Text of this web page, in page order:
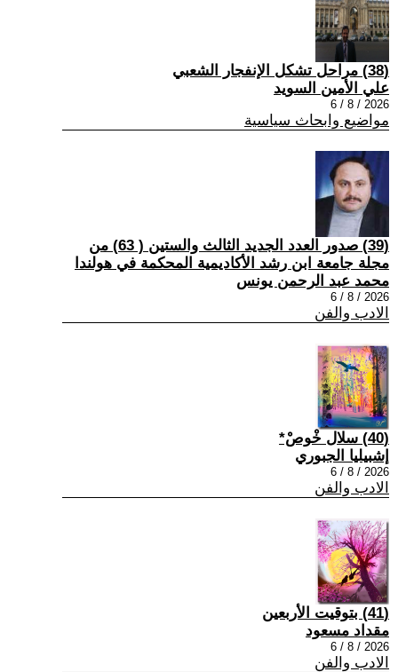
(38) مراحل تشكل الإنفجار الشعبي
علي الأمين السويد
2026 / 8 / 6
مواضيع وابحاث سياسية
(39) صدور العدد الجديد الثالث والستين ( 63) من
مجلة جامعة ابن رشد الأكاديمية المحكمة في هولندا
محمد عبد الرحمن يونس
2026 / 8 / 6
الادب والفن
(40) سلال خْوصْ*
إشبيليا الجبوري
2026 / 8 / 6
الادب والفن
(41) بتوقيت الأربعين
مقداد مسعود
2026 / 8 / 6
الادب والفن